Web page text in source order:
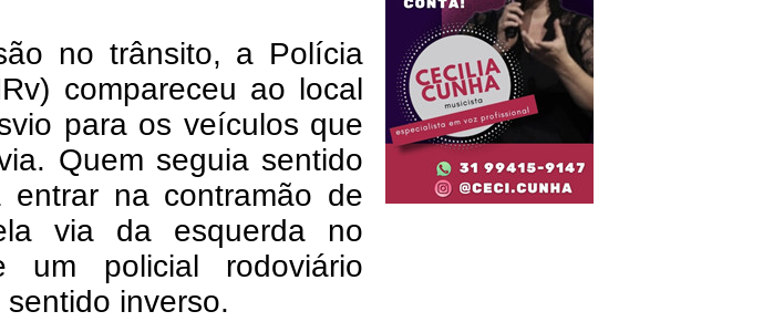
no trânsito, a Polícia
compareceu ao local
para os veículos que
Quem seguia sentido
na contramão de
via da esquerda no
um policial rodoviário
inverso.